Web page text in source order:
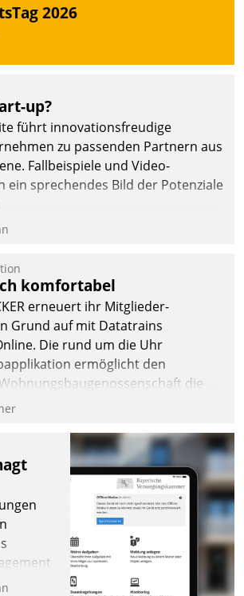
2026
up?
führt innovationsfreudige
zu passenden Partnern aus
Fallbeispiele und Video-
ein sprechendes Bild der Potenziale
komfortabel
erneuert ihr Mitglieder-
Grund auf mit Datatrains
Die rund um die Uhr
ermöglicht den
die
per Smartphone, Tablet oder PC.